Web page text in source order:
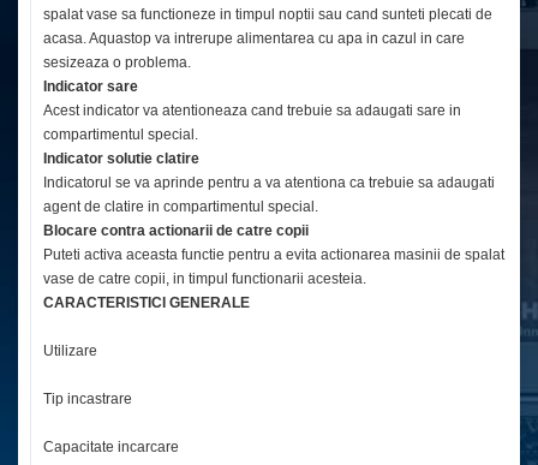
spalat vase sa functioneze in timpul noptii sau cand sunteti plecati de
acasa. Aquastop va intrerupe alimentarea cu apa in cazul in care
sesizeaza o problema.
Indicator sare
Acest indicator va atentioneaza cand trebuie sa adaugati sare in
compartimentul special.
Indicator solutie clatire
Indicatorul se va aprinde pentru a va atentiona ca trebuie sa adaugati
agent de clatire in compartimentul special.
Blocare contra actionarii de catre copii
Puteti activa aceasta functie pentru a evita actionarea masinii de spalat
vase de catre copii, in timpul functionarii acesteia.
CARACTERISTICI GENERALE
Utilizare
Tip incastrare
Capacitate incarcare